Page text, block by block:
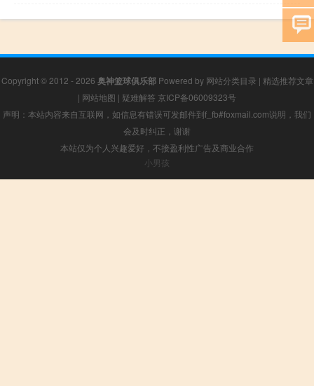
Copyright © 2012 - 2026 奥神篮球俱乐部Powered by 网站分类目录 | 精选推荐文章
| 网站地图 | 疑难解答 京ICP备06009323号
声明：本站内容来自互联网，如信息有错误可发邮件到f_fb#foxmail.com说明，我们
会及时纠正，谢谢
本站仅为个人兴趣爱好，不接盈利性广告及商业合作
小男孩